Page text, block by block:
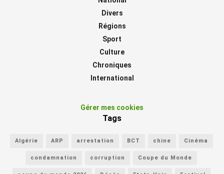
Divers
Régions
Sport
Culture
Chroniques
International
Gérer mes cookies
Tags
Algérie ARP arrestation BCT chine Cinéma
condamnation corruption Coupe du Monde